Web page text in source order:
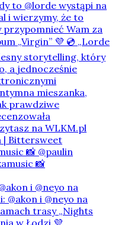
📸 @paulin
i @neyo na